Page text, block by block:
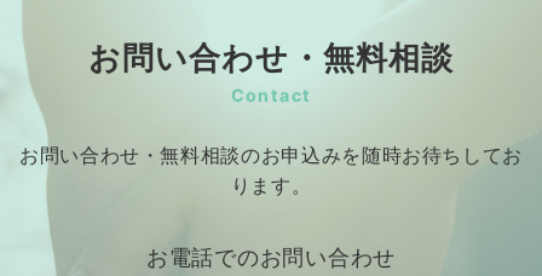
お問い合わせ・無料相談
Contact
お問い合わせ・無料相談のお申込みを随時お待ちしてお
ります。
お電話でのお問い合わせ